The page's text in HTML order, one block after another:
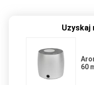
Uzyskaj
60